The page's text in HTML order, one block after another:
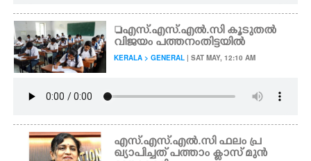
എസ്.എസ്.എൽ.സി കൂടുതൽ
വിജയം പത്തനംതിട്ടയിൽ
KERALA > GENERAL | SAT MAY, 12:10 AM
എസ്.എസ്.എൽ.സി ഫലം പ്ര
ഖ്യാപിച്ചത് പത്താം ക്ലാസ് മുൻ